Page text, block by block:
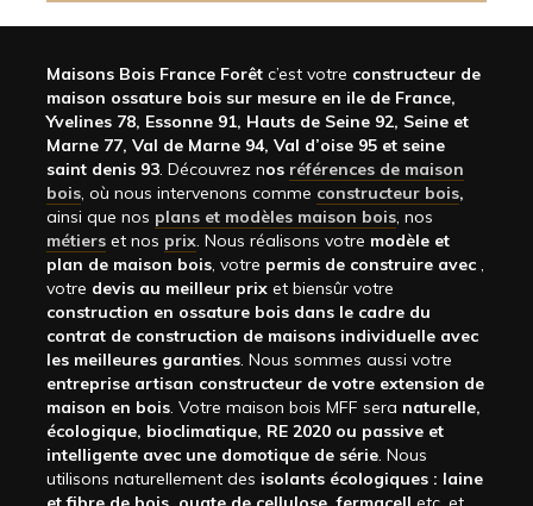
Maisons Bois France Forêt c’est votre constructeur de
maison ossature bois sur mesure en ile de France,
Yvelines 78, Essonne 91, Hauts de Seine 92, Seine et
Marne 77, Val de Marne 94, Val d’oise 95 et seine
saint denis 93. Découvrez nos références de maison
bois, où nous intervenons comme constructeur bois,
ainsi que nos plans et modèles maison bois, nos
métiers et nos prix. Nous réalisons votre modèle et
plan de maison bois, votre permis de construire avec ,
votre devis au meilleur prix et biensûr votre
construction en ossature bois dans le cadre du
contrat de construction de maisons individuelle avec
les meilleures garanties. Nous sommes aussi votre
entreprise artisan constructeur de votre extension de
maison en bois. Votre maison bois MFF sera naturelle,
écologique, bioclimatique, RE 2020 ou passive et
intelligente avec une domotique de série. Nous
utilisons naturellement des isolants écologiques : laine